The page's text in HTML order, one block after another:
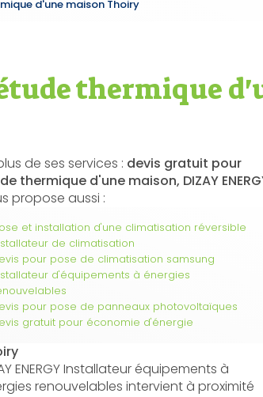
d'une maison Thoiry
thermique
de ses services : devis gratuit pour
thermique d'une maison, DIZAY
propose aussi :
et installation d'une climatisation réversible
de climatisation
pour pose de climatisation samsung
d'équipements à énergies
pour pose de panneaux photovoltaïques
gratuit pour économie d'énergie
ENERGY Installateur équipements à
renouvelables intervient à proximité